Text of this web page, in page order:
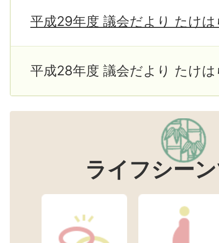
平成29年度 議会だより たけ
平成28年度 議会だより たけ
ライフシー